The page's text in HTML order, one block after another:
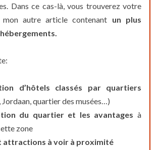
Dans ce cas-là, vous trouverez votre
mon autre article contenant un plus
d’hôtels classés par quartiers
quartier des musées…)
du quartier et les avantages à
zone
attractions à voir à proximité